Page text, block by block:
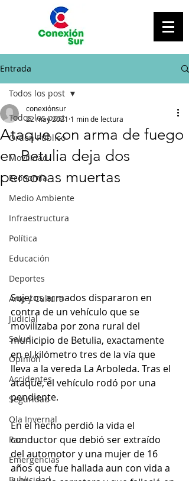
Entrada
Todos los post
Orden Público
Movilidad
Economía
Medio Ambiente
Infraestructura
Política
Educación
Deportes
Arte y Cultura
Judicial
Salud
Opinión
Accidentes
Seguridad
Ola Invernal
Paz
Emergencias
Todos los post
Ataque con arma de fuego
en Betulia deja dos
personas muertas
conexiónsur
22 may 2021 1 min de lectura
Sujetos armados dispararon en
contra de un vehículo que se
movilizaba por zona rural del
municipio de Betulia, exactamente
en el kilómetro tres de la vía que
lleva a la vereda La Arboleda. Tras el
ataque, el vehículo rodó por una
pendiente.
En el hecho perdió la vida el
conductor que debió ser extraído
del automotor y una mujer de 16
años que fue hallada aun con vida a